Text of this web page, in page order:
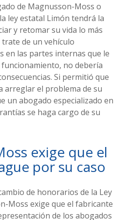
de Magnusson-Moss o
ley estatal Limón tendrá la
y retomar su vida lo más
de un vehículo
en las partes internas que le
no debería
Si permitió que
arreglar el problema de su
un abogado especializado en
se haga cargo de su
exige que el
por su caso
de honorarios de la Ley
Moss exige que el fabricante
de los abogados